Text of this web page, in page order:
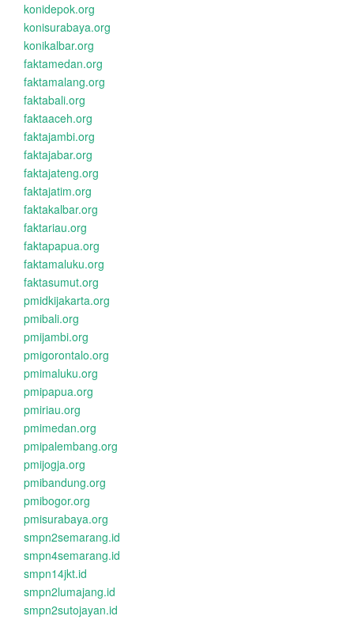
konidepok.org
konisurabaya.org
konikalbar.org
faktamedan.org
faktamalang.org
faktabali.org
faktaaceh.org
faktajambi.org
faktajabar.org
faktajateng.org
faktajatim.org
faktakalbar.org
faktariau.org
faktapapua.org
faktamaluku.org
faktasumut.org
pmidkijakarta.org
pmibali.org
pmijambi.org
pmigorontalo.org
pmimaluku.org
pmipapua.org
pmiriau.org
pmimedan.org
pmipalembang.org
pmijogja.org
pmibandung.org
pmibogor.org
pmisurabaya.org
smpn2semarang.id
smpn4semarang.id
smpn14jkt.id
smpn2lumajang.id
smpn2sutojayan.id